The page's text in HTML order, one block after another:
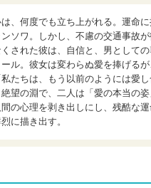
、何度でも立ち上がれる。運命
ソワ。しかし、不慮の交通事故
された彼は、自信と、男として
ル。彼女は変わらぬ愛を捧げる
たちは、もう以前のようには愛
望の淵で、二人は「愛の本当の
の心理を剥き出しにし、残酷な
に描き出す。